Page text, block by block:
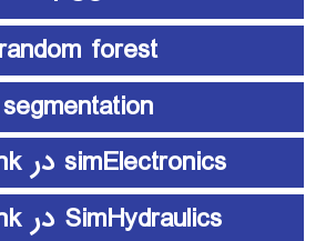
random forest
segmentation
simElectronics در Simulink
SimHydraulics در simulink